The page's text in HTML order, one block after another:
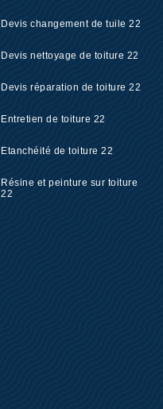
Devis changement de tuile 22
Devis nettoyage de toiture 22
Devis réparation de toiture 22
Entretien de toiture 22
Etanchéité de toiture 22
Résine et peinture sur toiture
22